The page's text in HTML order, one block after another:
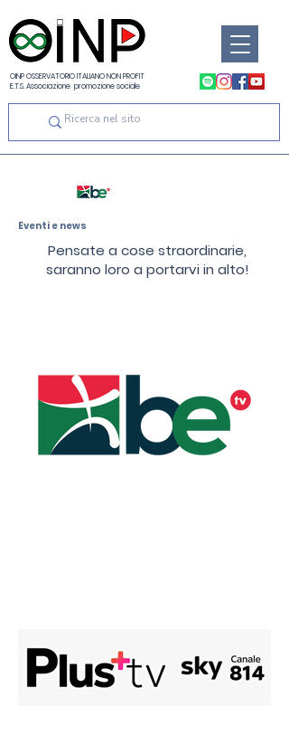
OINP OSSERVATORIO ITALIANO NON PROFIT
E.T.S. Associazione promozione sociale
Eventi e news
Pensate a cose straordinarie,
saranno loro a portarvi in alto!